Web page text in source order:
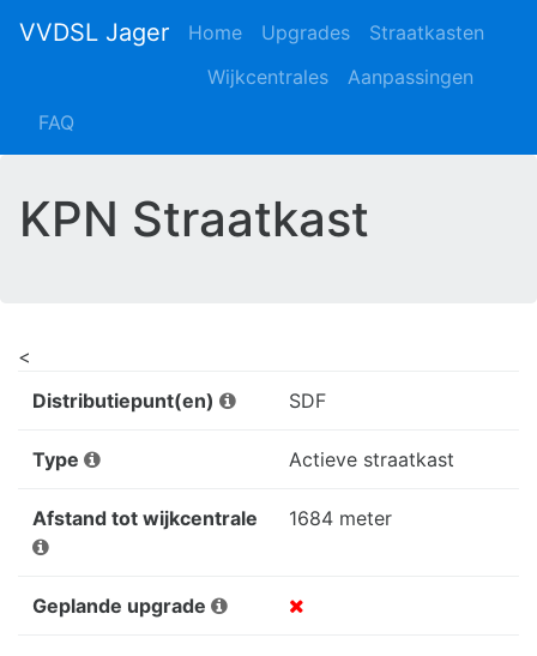
VVDSL Jager Home Upgrades
Straatkasten
Wijkcentrales
Aanpassingen
FAQ
KPN Straatkast
<
Distributiepunt(en)
SDF
Type Actieve straatkast
Afstand tot wijkcentrale 1684 meter
Geplande upgrade